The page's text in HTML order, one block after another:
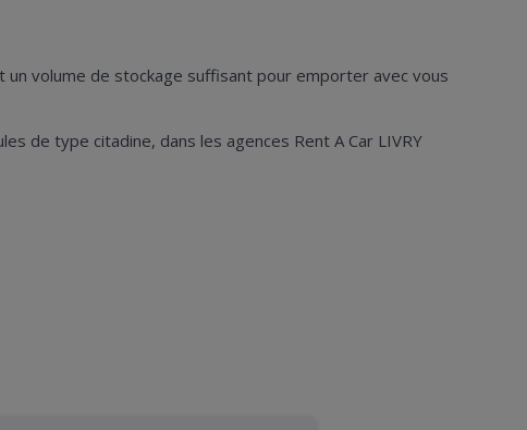
un volume de stockage suffisant pour emporter avec vous
de type citadine, dans les agences Rent A Car LIVRY